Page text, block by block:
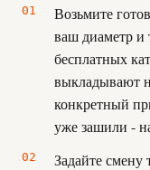
Возьмите
ваш диаметр и
бесплатных
выкладывают
конкретный
уже зашили -
Задайте